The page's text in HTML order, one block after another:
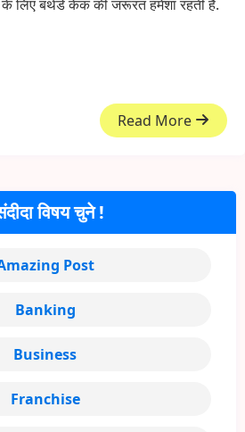
लिए बर्थडे केक की जरूरत हमेशा रहती है.
Read More
विषय चुने !
Post
Banking
Business
Franchise